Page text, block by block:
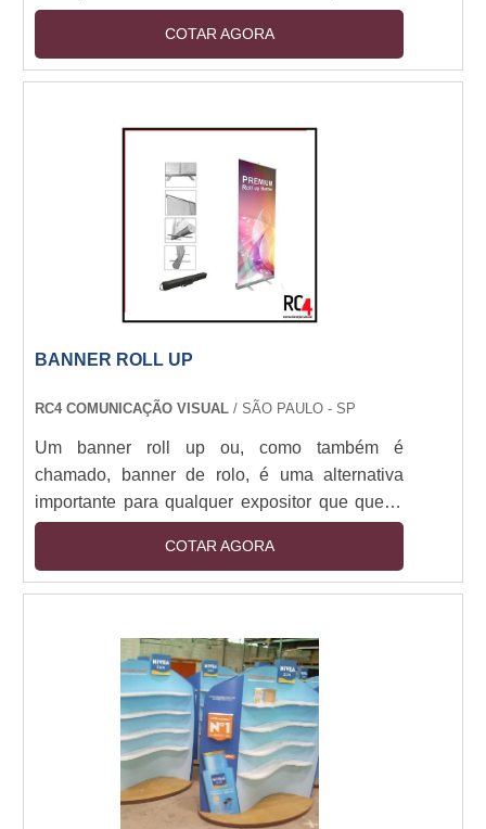
importante que o suporte que o sustente
consiga dar firmeza ao banner para que
acidentes não ocorram, por exemplo, a queda
eventos não sejam atrapalhados.Para isso é
equipamento irá auxiliar a pessoa que está o
manipulando para que ess....
COTAR AGORA
BANNER ROLL UP
RC4 COMUNICAÇÃO VISUAL / SÃO PAULO - SP
Um banner roll up ou, como também é
chamado, banner de rolo, é uma alternativa
importante para qualquer expositor que queira
obter destaque em diversos tipos de situações,
por exemplo: Feiras, Eventos, Exposições.Os
benefícios no uso do bannerEsses materiais
grande impacto no seu ponto de venda ou
como item de campanhas de marketing interno.
Para que o banner de rolo consiga gerar o
impacto necessário,....
COTAR AGORA